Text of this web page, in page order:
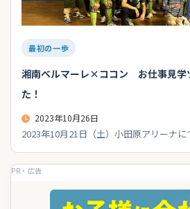
最初の一歩
湘南ベルマーレ×ココン お仕事見学
た！
2023年10月26日
2023年10月21日（土）小田原アリーナ
PR・広告